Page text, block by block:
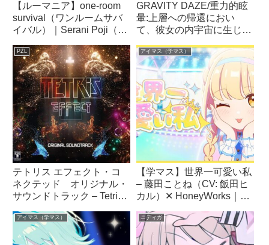
【ルーマニア】one-room
survival（ワンルームサバ
イバル）｜Serani Poji（セ
GRAVITY DAZE/重力的眩
暈:上層への帰還におい
て、彼女の内宇宙に生じた
トラック
PZL
テトリス エフェクト・コ
ネクテッド オリジナル・
サウンドトラック – Tetris
Soundtrack)
アイマス（学マス）
【学マス】世界一可愛い私
– 藤田ことね（CV: 飯田ヒ
カル）✕ HoneyWorks｜学
学園）
アイマス（学マス） ニディガ